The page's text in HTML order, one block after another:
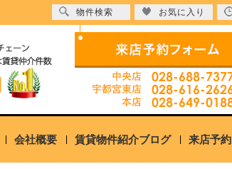
会社概要 賃貸物件紹介ブログ 来店予約
物件検索 お気に入り